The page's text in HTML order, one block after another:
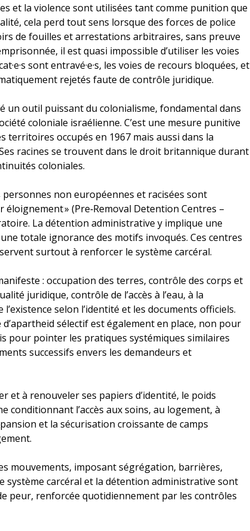
et la violence sont utilisées tant comme punition que
cela perd tout sens lorsque des forces de police
de fouilles et arrestations arbitraires, sans preuve
il est quasi impossible d’utiliser les voies
sont entravé·e·s, les voies de recours bloquées, et
rejetés faute de contrôle juridique.
un outil puissant du colonialisme, fondamental dans
coloniale israélienne. C’est une mesure punitive
territoires occupés en 1967 mais aussi dans la
racines se trouvent dans le droit britannique durant
coloniales.
personnes non européennes et racisées sont
» (Pre‑Removal Detention Centres –
La détention administrative y implique une
totale ignorance des motifs invoqués. Ces centres
surtout à renforcer le système carcéral.
: occupation des terres, contrôle des corps et
juridique, contrôle de l’accès à l’eau, à la
selon l’identité et les documents officiels.
sélectif est également en place, non pour
pour pointer les pratiques systémiques similaires
successifs envers les demandeurs et
et à renouveler ses papiers d’identité, le poids
conditionnant l’accès aux soins, au logement, à
et la sécurisation croissante de camps
mouvements, imposant ségrégation, barrières,
système carcéral et la détention administrative sont
peur, renforcée quotidiennement par les contrôles